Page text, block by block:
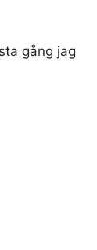
gång jag